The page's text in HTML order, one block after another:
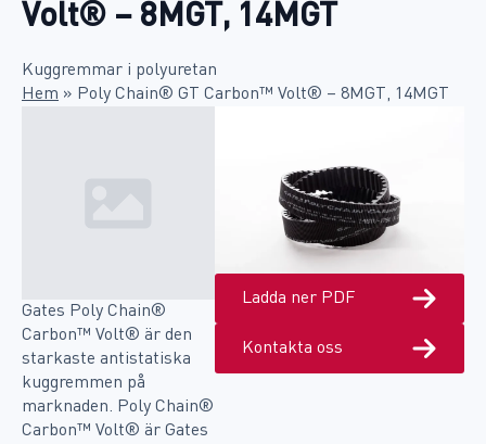
Volt® – 8MGT, 14MGT
Kuggremmar i polyuretan
Hem » Poly Chain® GT Carbon™ Volt® – 8MGT, 14MGT
Gates Poly Chain®
Carbon™ Volt® är den
starkaste antistatiska
kuggremmen på
marknaden. Poly Chain®
Carbon™ Volt® är Gates
Ladda ner PDF
Kontakta oss